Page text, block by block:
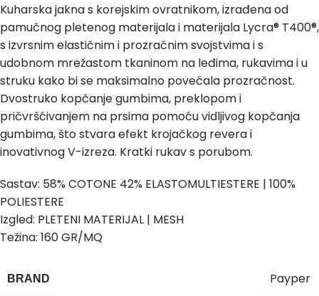
Kuharska jakna s korejskim ovratnikom, izrađena od
pamučnog pletenog materijala i materijala Lycra® T400®,
s izvrsnim elastičnim i prozračnim svojstvima i s
udobnom mrežastom tkaninom na leđima, rukavima i u
struku kako bi se maksimalno povećala prozračnost.
Dvostruko kopčanje gumbima, preklopom i
pričvršćivanjem na prsima pomoću vidljivog kopčanja
gumbima, što stvara efekt krojačkog revera i
inovativnog V-izreza. Kratki rukav s porubom.
Sastav: 58% COTONE 42% ELASTOMULTIESTERE | 100%
POLIESTERE
Izgled: PLETENI MATERIJAL | MESH
Težina: 160 GR/MQ
BRAND Payper